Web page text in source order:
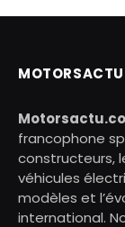
MOTORSACTU
francophone
constructeurs,
véhicules
modèles et
international.